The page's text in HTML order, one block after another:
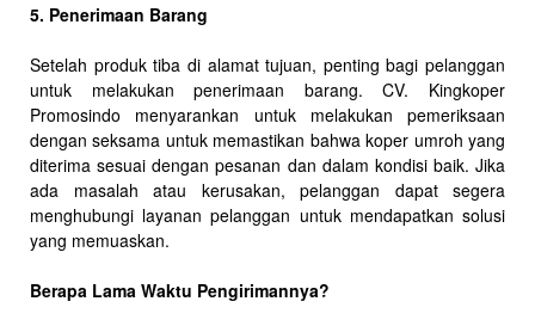
5. Penerimaan Barang
Setelah produk tiba di alamat tujuan, penting bagi pelanggan
untuk melakukan penerimaan barang. CV. Kingkoper
Promosindo menyarankan untuk melakukan pemeriksaan
dengan seksama untuk memastikan bahwa koper umroh yang
diterima sesuai dengan pesanan dan dalam kondisi baik. Jika
ada masalah atau kerusakan, pelanggan dapat segera
menghubungi layanan pelanggan untuk mendapatkan solusi
yang memuaskan.
Berapa Lama Waktu Pengirimannya?